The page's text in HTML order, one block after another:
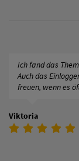
Ich fand das
Auch das
freuen, wenn es
Viktoria